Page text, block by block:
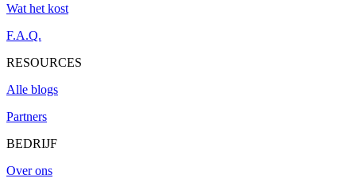
Wat het kost
F.A.Q.
RESOURCES
Alle blogs
Partners
BEDRIJF
Over ons